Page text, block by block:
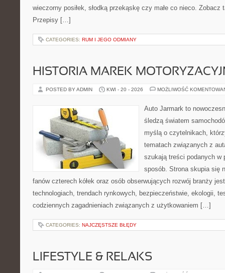
wieczorny posiłek, słodką przekąskę czy małe co nieco.
Przepisy […]
CATEGORIES: RUM I JEGO ODMIANY
HISTORIA MAREK
POSTED BY ADMIN KWI - 20 - 2026 MOŻLIWOŚĆ
Auto Jarmark to
śledzą światem
myślą o czytelnikach,
tematach związanych z
szukają treści podanych w
sposób. Strona skupia się
fanów czterech kółek oraz osób obserwujących rozwój branży
technologiach, trendach rynkowych, bezpieczeństwie, ekologii,
codziennych zagadnieniach związanych z użytkowaniem […]
CATEGORIES: NAJCZĘSTSZE BŁĘDY
LIFESTYLE & RELAKS